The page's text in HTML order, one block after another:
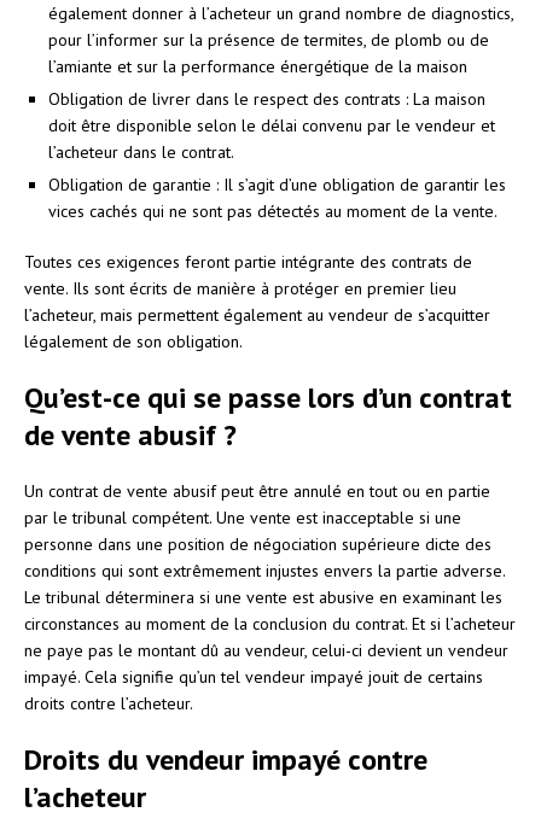
également donner à l’acheteur un grand nombre de diagnostics,
pour l’informer sur la présence de termites, de plomb ou de
l’amiante et sur la performance énergétique de la maison
Obligation de livrer dans le respect des contrats : La maison
doit être disponible selon le délai convenu par le vendeur et
l’acheteur dans le contrat.
Obligation de garantie : Il s’agit d’une obligation de garantir les
vices cachés qui ne sont pas détectés au moment de la vente.
Toutes ces exigences feront partie intégrante des contrats de
vente. Ils sont écrits de manière à protéger en premier lieu
l’acheteur, mais permettent également au vendeur de s’acquitter
légalement de son obligation.
Qu’est-ce qui se passe lors d’un contrat
de vente abusif ?
Un contrat de vente abusif peut être annulé en tout ou en partie
par le tribunal compétent. Une vente est inacceptable si une
personne dans une position de négociation supérieure dicte des
conditions qui sont extrêmement injustes envers la partie adverse.
Le tribunal déterminera si une vente est abusive en examinant les
circonstances au moment de la conclusion du contrat. Et si l’acheteur
ne paye pas le montant dû au vendeur, celui-ci devient un vendeur
impayé. Cela signifie qu’un tel vendeur impayé jouit de certains
droits contre l’acheteur.
Droits du vendeur impayé contre
l’acheteur